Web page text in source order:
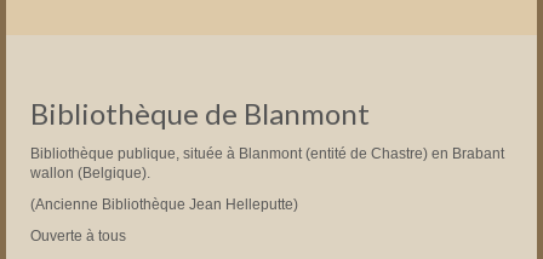
Bibliothèque de Blanmont
Bibliothèque publique, située à Blanmont (entité de Chastre) en Brabant
wallon (Belgique).
(Ancienne Bibliothèque Jean Helleputte)
Ouverte à tous